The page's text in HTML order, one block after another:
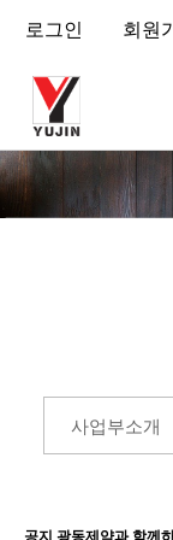
로그인 회원
사업부소개
공지 광동제약과 함께